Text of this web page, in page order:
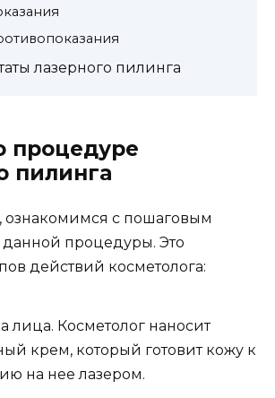
лазерного пилинга
процедуре
пилинга
ознакомимся с пошаговым
процедуры. Это
действий косметолога:
лица. Косметолог наносит
крем, который готовит кожу к
на нее лазером.